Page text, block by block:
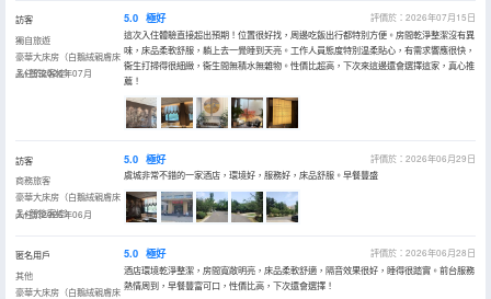
訪客
獨自旅遊
豪華大床房（白鵝絨親膚床
品+智能客控）
入住於2026年07月
5.0 極好
評價於：2026年07月15日
這次入住體驗直接超出預期！位置很好找，周邊吃飯出行都特別方便。房間乾淨整潔沒有異
味，床品柔軟舒服，躺上去一覺睡到天亮。工作人員態度特別温柔貼心，有需求響應很快，
衞生打掃得很細緻，衞生間無積水無雜物。性價比超高，下次來這邊還會選擇這家，真心推
薦！
訪客
商務旅客
豪華大床房（白鵝絨親膚床
品+智能客控）
入住於2026年06月
5.0 極好
評價於：2026年06月29日
虞城非常不錯的一家酒店，環境好，服務好，床品舒服。早餐豐盛
匿名用戶
其他
豪華大床房（白鵝絨親膚床
5.0 極好
評價於：2026年06月28日
酒店環境乾淨整潔，房間寬敞明亮，床品柔軟舒適，隔音效果很好，睡得很踏實。前台服務
熱情周到，早餐豐富可口，性價比高，下次還會選擇！